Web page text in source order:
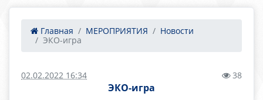
Главная МЕРОПРИЯТИЯ
Новости
ЭКО-игра
02.02.2022 16:34 38
ЭКО-игра